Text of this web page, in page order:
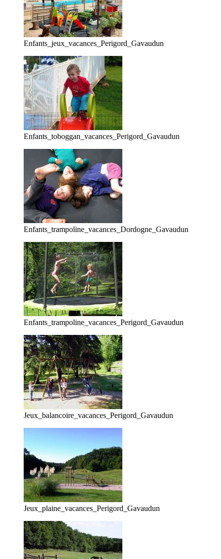
Enfants_jeux_vacances_Perigord_Gavaudun
Enfants_toboggan_vacances_Perigord_Gavaudun
Enfants_trampoline_vacances_Dordogne_Gavaudun
Enfants_trampoline_vacances_Perigord_Gavaudun
Jeux_balancoire_vacances_Perigord_Gavaudun
Jeux_plaine_vacances_Perigord_Gavaudun